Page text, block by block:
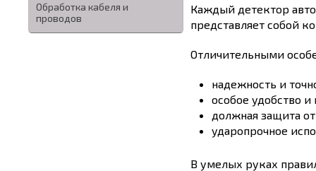
Обработка кабеля и
проводов
Каждый детектор
представляет собой
Отличительными
надежность и
особое удобство и
должная защита
ударопрочное
В умелых руках